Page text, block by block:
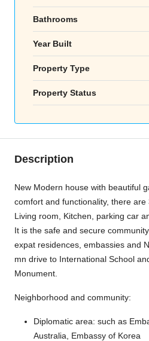
Bathrooms
Year Built
Property Type
Property Status
Description
New Modern house with beautiful
comfort and functionality, there are
Living room, Kitchen, parking car
It is the safe and secure
expat residences, embassies and
mn drive to International School
Monument.
Neighborhood and community:
Diplomatic area: such as
Australia, Embassy of Korea